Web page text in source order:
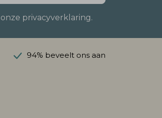
privacyverklaring.
94% beveelt ons aan